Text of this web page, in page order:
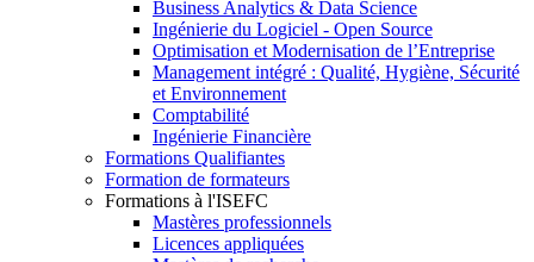
Business Analytics & Data Science
Ingénierie du Logiciel - Open Source
Optimisation et Modernisation de l’Entreprise
Management intégré : Qualité, Hygiène, Sécurité
et Environnement
Comptabilité
Ingénierie Financière
Formations Qualifiantes
Formation de formateurs
Formations à l'ISEFC
Mastères professionnels
Licences appliquées